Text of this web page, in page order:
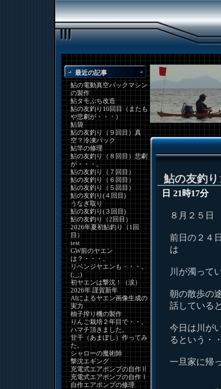
最近の記事
鮎の電動真空パックマシン
の製作
鮎タモぷち改造
鮎の友釣り10回目（またも
や悲劇が・・・）
鮎袋
鮎の友釣り（９回目）真
空？冷凍パック
鮎竿の修理
鮎の友釣り（８回目）悲劇
が・・・。
鮎の友釣り（７回目）
鮎の友釣り（６回目）
鮎の友釣り（５回目）
鮎の友釣り(４回目)
うなぎ取り
鮎の友釣り(３回目)
鮎の友釣り（2回目）
2026年夏初鮎釣り（1回
目）
test
GW前のヤエン
は？・・・。
リベンジヤエンも・・・。
(;_;)
初ヤエンは撃沈！（涙）
2026年 謹賀新年
AIによるヤエン画像生成の
実力
柚子搾り機の製作
りんご栽培２年目で・・。
ハマチ頂きました。
甘干（あまぼし）作ってみ
た。
シャローの魔術師
撃沈エギング
充電式エアポンプの自作Ⅱ
充電式エアポンプの自作Ⅰ
自作エアポンプの修理
鮎の友釣
日 21時17分
８月２５日
前日の２４
は
川が濁って
朝の散歩の
話している
今日は川が
るという・
一旦家に帰